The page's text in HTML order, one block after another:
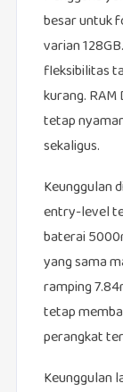
besar untuk
varian
fleksibilitas
kurang.
tetap
sekaligus.
Keunggulan
entry-level
baterai
yang sama
ramping
tetap
perangkat
Keunggulan